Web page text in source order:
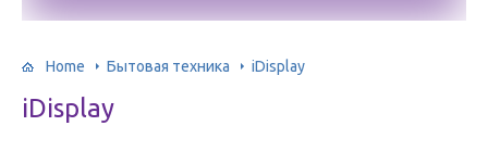
Home Бытовая техника iDisplay
iDisplay